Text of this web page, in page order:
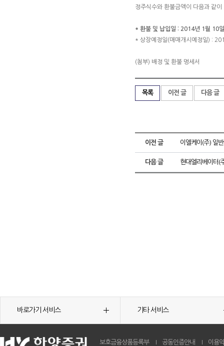
정주식수와 환불금액이 다음과 같
* 환불 및 납입일 : 2014년 1월 10
* 상장예정일(매매개시예정일) :
(첨부) 배정 및 환불 명세서
목록 이전 글 다음 글
이전 글 이엘케이(주) 일
다음 글 현대엘리베이터(
바로가기 서비스 기타 서비스
보호금융상품등록부 공동인증안내 이용